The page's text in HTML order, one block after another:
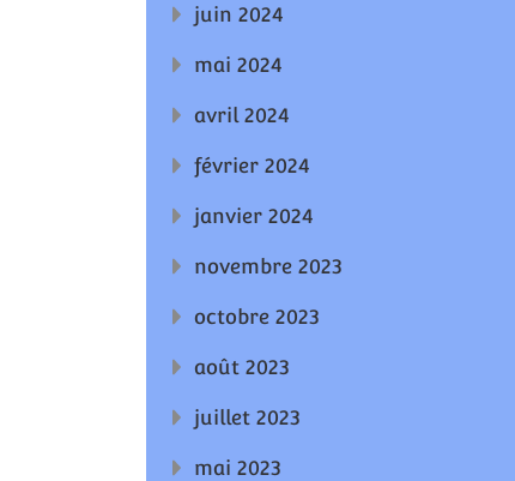
juin 2024
mai 2024
avril 2024
février 2024
janvier 2024
novembre 2023
octobre 2023
août 2023
juillet 2023
mai 2023